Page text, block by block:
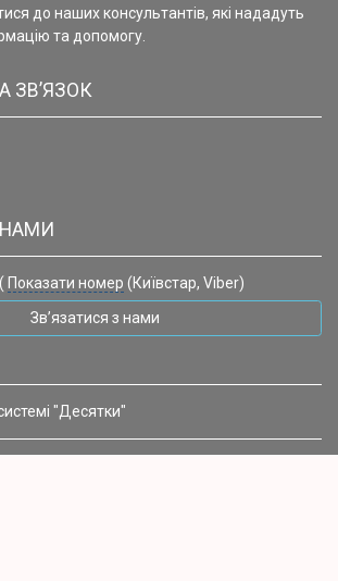
до наших консультантів, які нададуть
та допомогу.
ЗВ’ЯЗОК
НАМИ
Показати номер (Київстар, Viber)
Зв’язатися з нами
"Десятки"